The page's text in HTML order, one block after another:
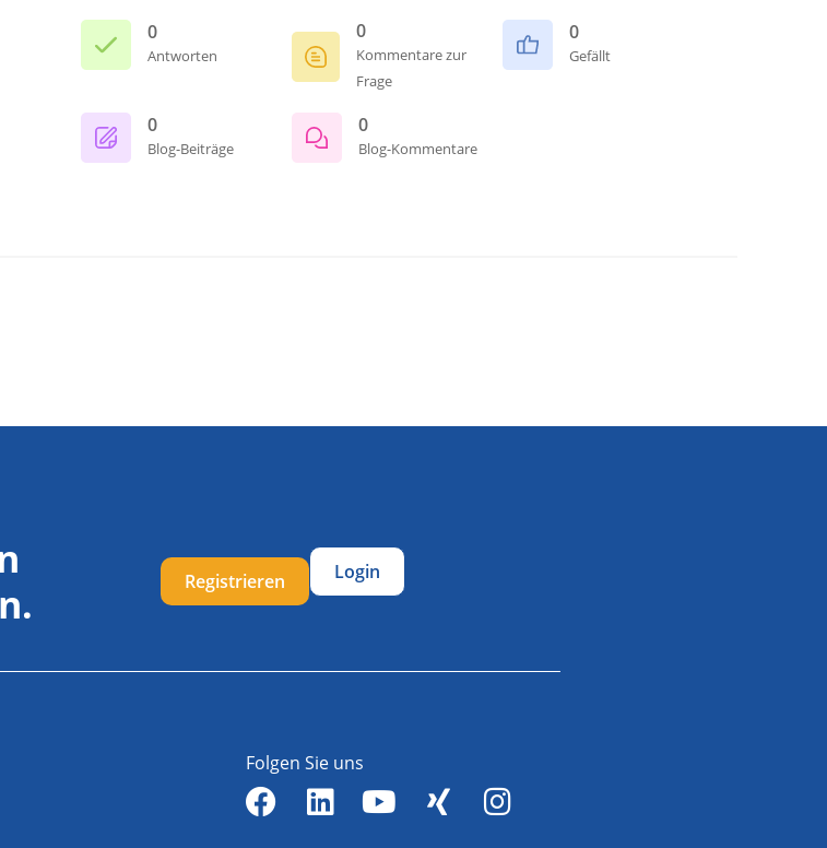
0
Antworten
0
Kommentare zur
Frage
0
Gefällt
0
Blog-Beiträge
0
Blog-Kommentare
Registrieren Login
Folgen Sie uns